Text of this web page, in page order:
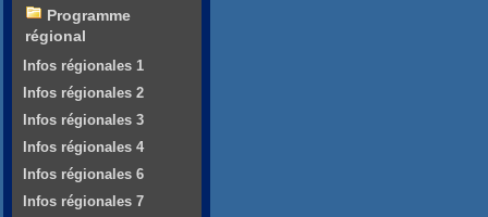
Programme
régional
Infos régionales 1
Infos régionales 2
Infos régionales 3
Infos régionales 4
Infos régionales 6
Infos régionales 7